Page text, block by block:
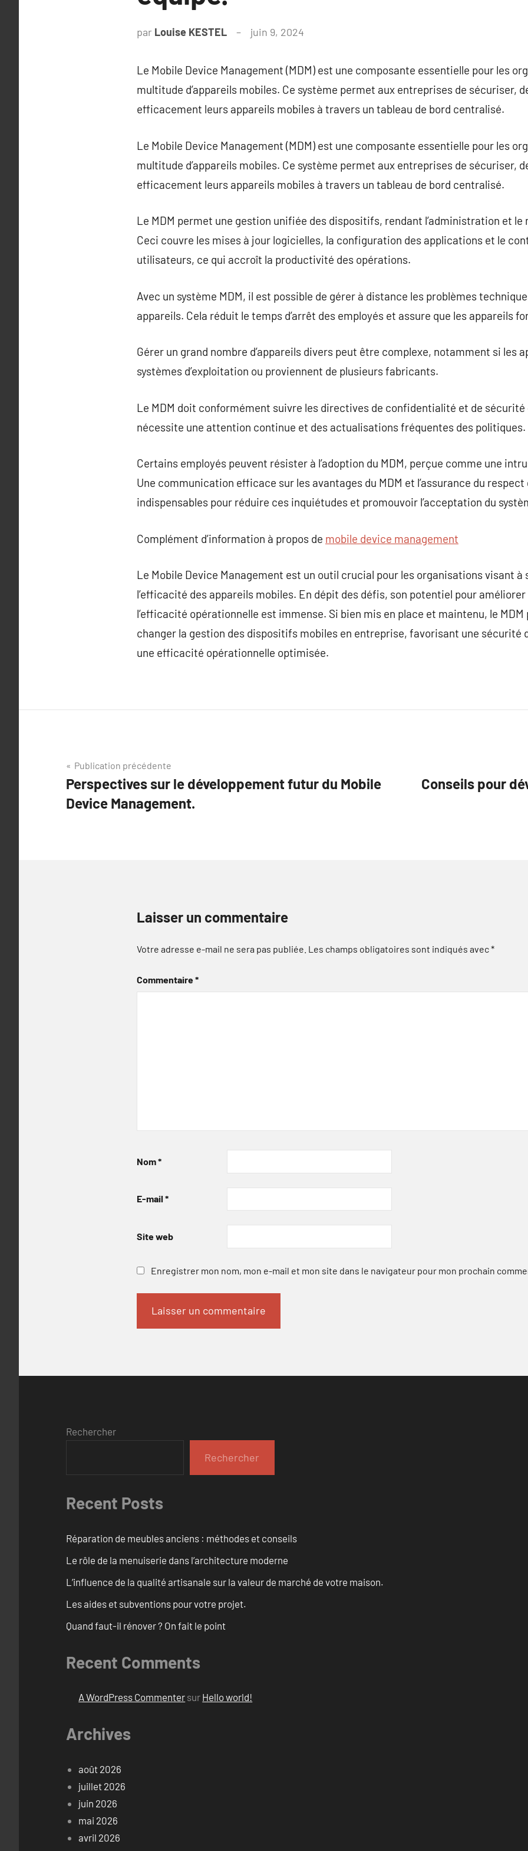
par Louise KESTEL juin 9, 2024
Le Mobile Device Management (MDM) est une composante essentielle pour les
multitude d’appareils mobiles. Ce système permet aux entreprises de sécuriser,
efficacement leurs appareils mobiles à travers un tableau de bord centralisé.
Le Mobile Device Management (MDM) est une composante essentielle pour les
multitude d’appareils mobiles. Ce système permet aux entreprises de sécuriser,
efficacement leurs appareils mobiles à travers un tableau de bord centralisé.
Le MDM permet une gestion unifiée des dispositifs, rendant l’administration et
Ceci couvre les mises à jour logicielles, la configuration des applications et le
utilisateurs, ce qui accroît la productivité des opérations.
Avec un système MDM, il est possible de gérer à distance les problèmes
appareils. Cela réduit le temps d’arrêt des employés et assure que les appareils
Gérer un grand nombre d’appareils divers peut être complexe, notamment si les
systèmes d’exploitation ou proviennent de plusieurs fabricants.
Le MDM doit conformément suivre les directives de confidentialité et de
nécessite une attention continue et des actualisations fréquentes des politiques.
Certains employés peuvent résister à l’adoption du MDM, perçue comme une
Une communication efficace sur les avantages du MDM et l’assurance du
indispensables pour réduire ces inquiétudes et promouvoir l’acceptation du
Complément d’information à propos de mobile device management
Le Mobile Device Management est un outil crucial pour les organisations visant
l’efficacité des appareils mobiles. En dépit des défis, son potentiel pour
l’efficacité opérationnelle est immense. Si bien mis en place et maintenu, le
changer la gestion des dispositifs mobiles en entreprise, favorisant une sécurité
une efficacité opérationnelle optimisée.
Navigation
de
l’article
Publication précédente
Perspectives sur le développement futur du Mobile
Device Management.
Conseils pour
Laisser un commentaire
Votre adresse e-mail ne sera pas publiée. Les champs obligatoires sont indiqués avec*
Commentaire*
Nom*
E-mail *
Site web
Enregistrer mon nom, mon e-mail et mon site dans le navigateur pour mon prochain
Rechercher
Rechercher
Recent Posts
Réparation de meubles anciens : méthodes et conseils
Le rôle de la menuiserie dans l’architecture moderne
L’influence de la qualité artisanale sur la valeur de marché de votre maison.
Les aides et subventions pour votre projet.
Quand faut-il rénover ? On fait le point
Recent Comments
A WordPress Commenter sur Hello world!
Archives
août 2026
juillet 2026
juin 2026
mai 2026
avril 2026